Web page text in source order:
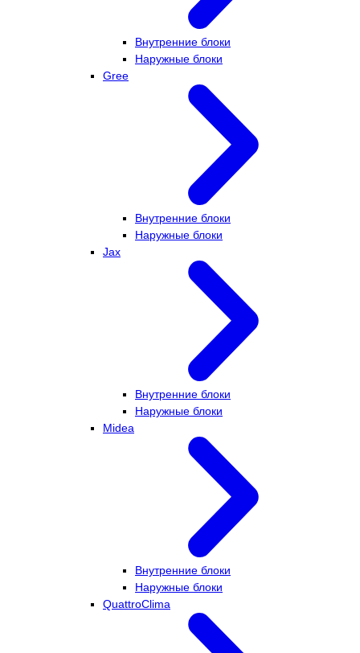
Внутренние блоки
Наружные блоки
Gree
Внутренние блоки
Наружные блоки
Jax
Внутренние блоки
Наружные блоки
Midea
Внутренние блоки
Наружные блоки
QuattroClima